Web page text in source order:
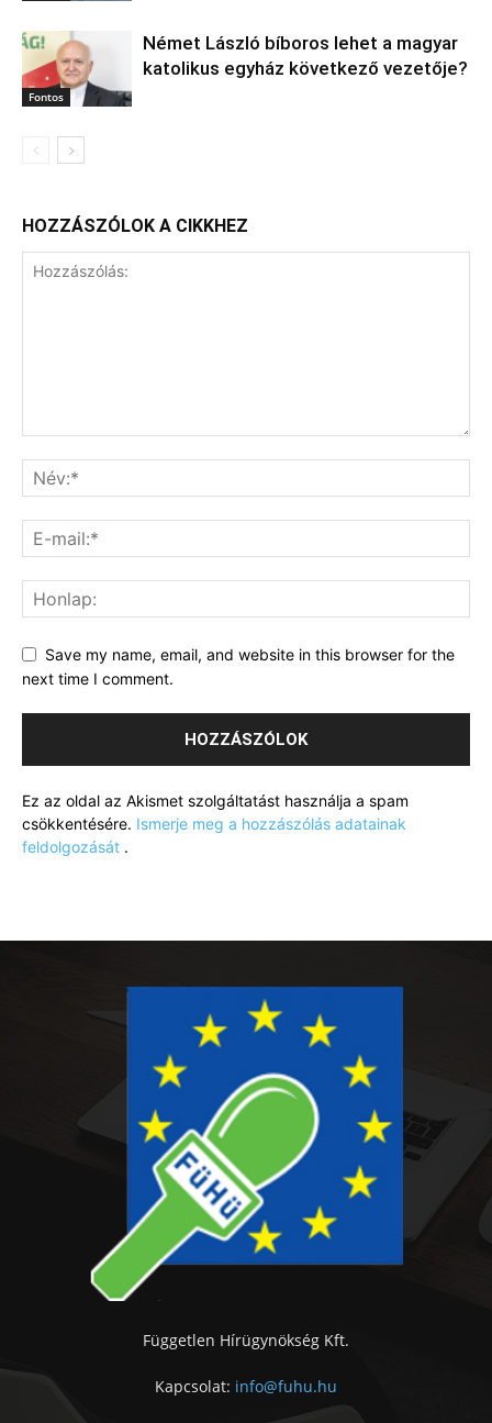
Fontos
Német László bíboros lehet a magyar
katolikus egyház következő vezetője?
HOZZÁSZÓLOK A CIKKHEZ
Save my name, email, and website in this browser for the
next time I comment.
Ez az oldal az Akismet szolgáltatást használja a spam
csökkentésére. Ismerje meg a hozzászólás adatainak
feldolgozását .
Független Hírügynökség Kft.
Kapcsolat: info@fuhu.hu